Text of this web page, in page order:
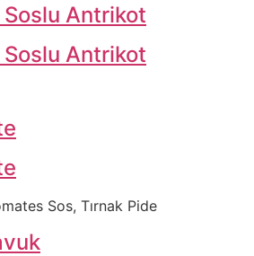
Antrikot
Antrikot
Sos, Tırnak Pide